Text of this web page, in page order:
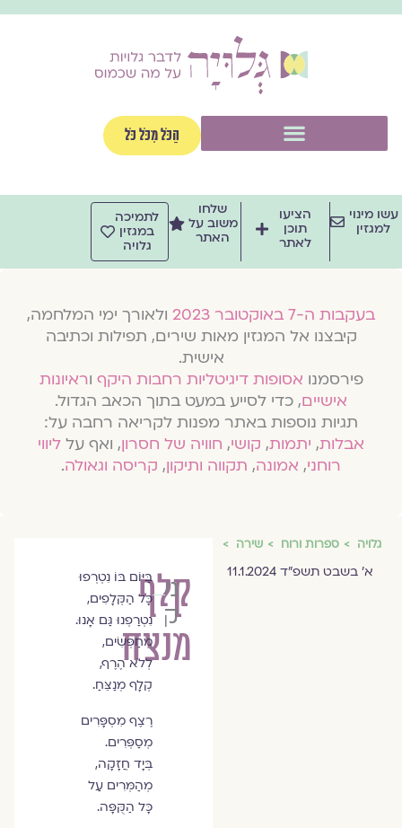
הַכֹּל מִכֹּל כֹּל
מינוי
למגזין
הציעו
תוכן
לאתר
שלחו
משוב על
האתר
לתמיכה
במגזין
גלויה
בעקבות ה-7 באוקטובר 2023
ולאורך ימי המלחמה,
קיבצנו אל המגזין מאות שירים, תפילות וכתיבה
אישית.
פירסמנואסופות דיגיטליות רחבות היקףוראיונות
אישיים, כדי לסייע במעט בתוך הכאב הגדול.
תגיות נוספות באתר מפנות לקריאה רחבה על:
אבלות,יתמות,קושי,חוויה של חסרון, ואף עלליווי
רוחני,אמונה,תקווה ותיקון,קריסה וגאולה.
גלויה ספרות ורוח שירה
א׳ בשבט תשפ״ד 11.1.2024
קלף
מנצח
נעמה
קדוש
בַּיּוֹם בּוֹ נִטְרְפוּ
כָּל הַקְּלָפִים,
נִטְרַפְנוּ גַּם אָנוּ.
מְחַפְּשִׂים,
לְלֹא הֶרֶף,
קְלָף מְנַצֵּחַ.
רֶצֶף מִסְפָּרִים
מְסַפְּרִים.
בְּיָד חֲזָקָה,
מְהַמְּרִים עַל
כָּל הַקֻּפָּה.